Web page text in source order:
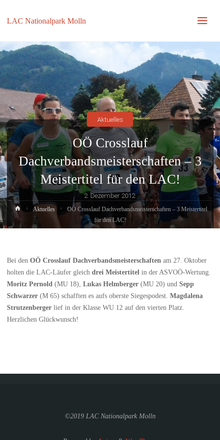
LAC Nationalpark Molln
OÖ Crosslauf
Dachverbandsmeisterschaften – 3
Meistertitel für den LAC!
2. Dezember 2012
Aktuelles
HomeAktuelles
OÖ Crosslauf Dachverbandsmeisterschaften – 3 Meistertitel
für den LAC!
Bei den OÖ Crosslauf Dachverbandsmeisterschaftenam 27. Oktober
holten die LAC-Läufer gleich drei Meistertitelin der ASVOÖ-Wertung.
Moritz Pernold(MU 18), Lukas Helmberger(MU 20) und Sepp
Schwarzer(M 65) schafften es aufs oberste Siegespodest. Magdalena
Strutzenbergerlief in der Klasse WU 12 auf den vierten Platz.
Herzlichen Glückwunsch!
©2019 LAC Nationalpark Molln